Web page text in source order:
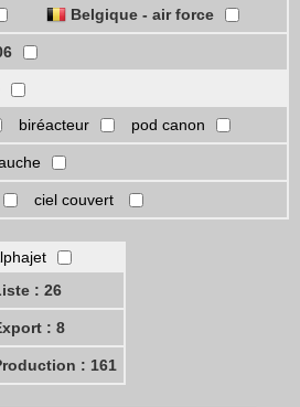
Belgique - air force
biréacteur pod canon
ciel couvert
: 26
: 8
: 161